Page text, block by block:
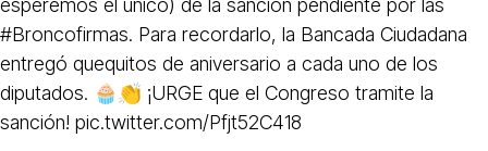
esperemos el único) de la sanción pendiente por las
#Broncofirmas. Para recordarlo, la Bancada Ciudadana
entregó quequitos de aniversario a cada uno de los
diputados. 🧁👏 ¡URGE que el Congreso tramite la
sanción! pic.twitter.com/Pfjt52C418